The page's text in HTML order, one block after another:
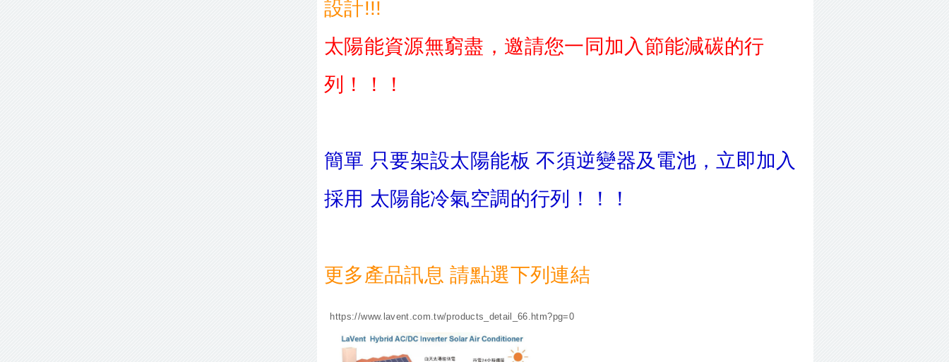
設計!!!
太陽能資源無窮盡，邀請您一同加入節能減碳的行
列！！！
簡單 只要架設太陽能板 不須逆變器及電池，立即加入
採用 太陽能冷氣空調的行列！！！
更多產品訊息 請點選下列連結
https://www.lavent.com.tw/products_detail_66.htm?pg=0